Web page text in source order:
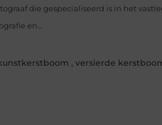
die gespecialiseerd is in het
en...
,versierde